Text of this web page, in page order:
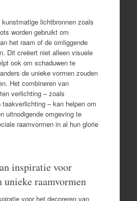
lichtbronnen zoals
worden gebruikt om
het raam of de omliggende
Dit creëert niet alleen visuele
ook om schaduwen te
de unieke vormen zouden
Het combineren van
verlichting – zoals
– kan helpen om
uitnodigende omgeving te
raamvormen in al hun glorie
inspiratie voor
unieke raamvormen
voor het decoreren van